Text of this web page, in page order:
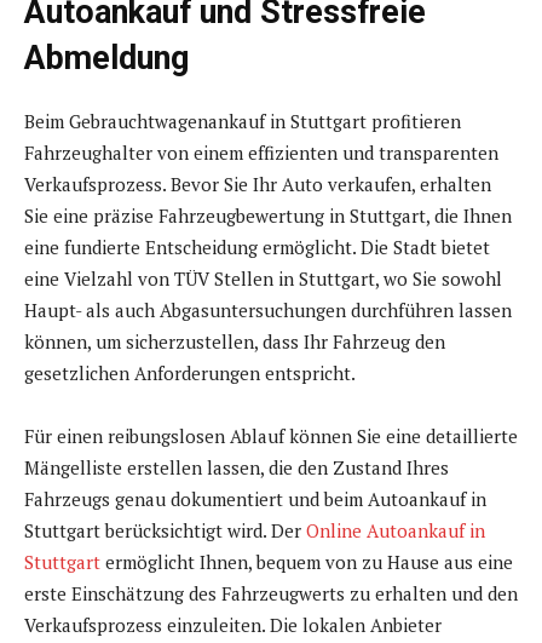
Autoankauf und Stressfreie
Abmeldung
Beim Gebrauchtwagenankauf in Stuttgart profitieren
Fahrzeughalter von einem effizienten und transparenten
Verkaufsprozess. Bevor Sie Ihr Auto verkaufen, erhalten
Sie eine präzise Fahrzeugbewertung in Stuttgart, die Ihnen
eine fundierte Entscheidung ermöglicht. Die Stadt bietet
eine Vielzahl von TÜV Stellen in Stuttgart, wo Sie sowohl
Haupt- als auch Abgasuntersuchungen durchführen lassen
können, um sicherzustellen, dass Ihr Fahrzeug den
gesetzlichen Anforderungen entspricht.
Für einen reibungslosen Ablauf können Sie eine detaillierte
Mängelliste erstellen lassen, die den Zustand Ihres
Fahrzeugs genau dokumentiert und beim Autoankauf in
Stuttgart berücksichtigt wird. Der Online Autoankauf in
Stuttgart ermöglicht Ihnen, bequem von zu Hause aus eine
erste Einschätzung des Fahrzeugwerts zu erhalten und den
Verkaufsprozess einzuleiten. Die lokalen Anbieter